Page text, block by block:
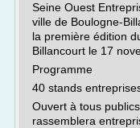
Seine Ouest
ville de Boulogne-
la première édition
Billancourt le 17
Programme
40 stands
Ouvert à tous
rassemblera